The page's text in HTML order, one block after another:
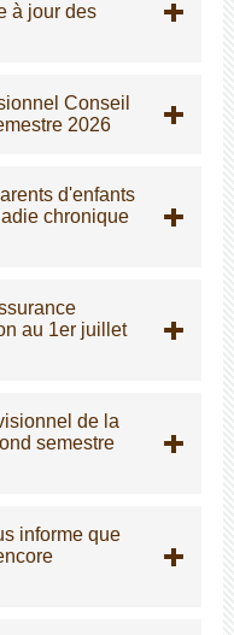
à jour des
Conseil
2026
d'enfants
chronique
au 1er juillet
de la
semestre
informe que